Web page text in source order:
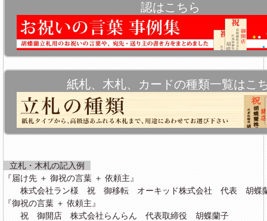
認はこちら
紙札、木札、カードの種類一覧はこ
立札・木札の記入例
『届け先 ＋ 御祝の言葉 ＋ 依頼主』
株式会社ラン様 祝 御移転 オーキッド株式会社 代表 胡蝶
『御祝の言葉 ＋ 依頼主』
祝 御開店 株式会社らんらん 代表取締役 胡蝶蘭子